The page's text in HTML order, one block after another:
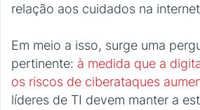
relação aos cuidados na
Em meio a isso, surge uma
pertinente: à medida que a
os riscos de ciberataques
líderes de TI devem manter a